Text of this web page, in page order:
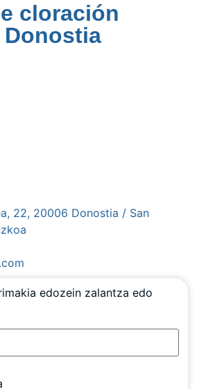
cloración
22, 20006 Donostia / San
edozein zalantza edo